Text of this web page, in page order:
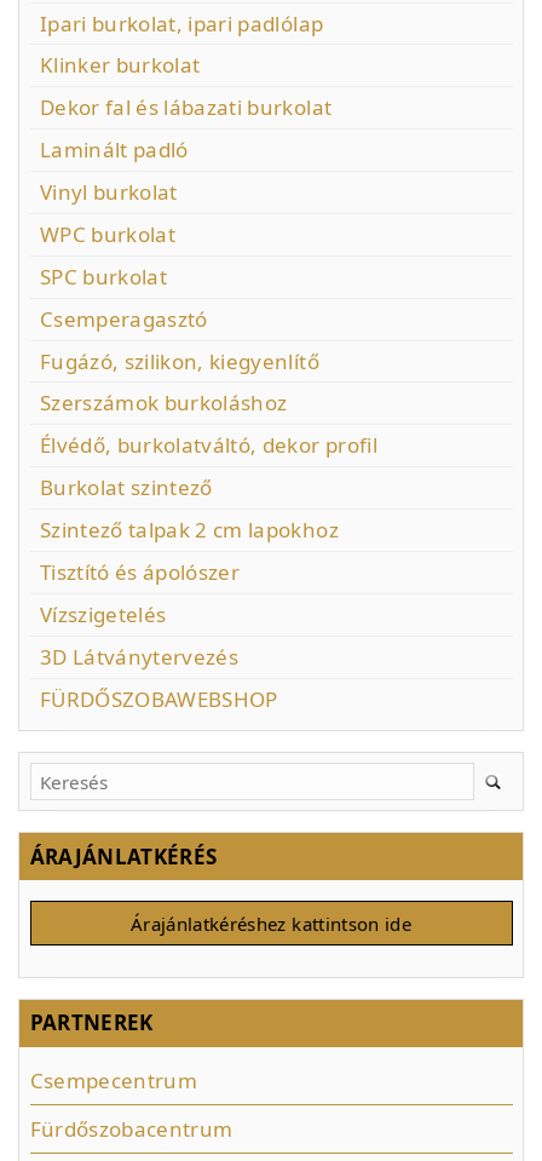
Ipari burkolat, ipari padlólap
Klinker burkolat
Dekor fal és lábazati burkolat
Laminált padló
Vinyl burkolat
WPC burkolat
SPC burkolat
Csemperagasztó
Fugázó, szilikon, kiegyenlítő
Szerszámok burkoláshoz
Élvédő, burkolatváltó, dekor profil
Burkolat szintező
Szintező talpak 2 cm lapokhoz
Tisztító és ápolószer
Vízszigetelés
3D Látványtervezés
FÜRDŐSZOBAWEBSHOP
ÁRAJÁNLATKÉRÉS
Árajánlatkéréshez kattintson ide
PARTNEREK
Csempecentrum
Fürdőszobacentrum